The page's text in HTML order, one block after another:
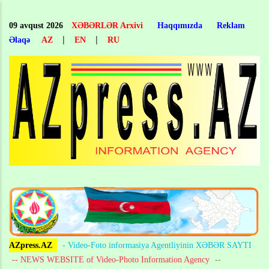
main
content
09 avqust 2026 XƏBƏRLƏR Arxivi Haqqımızda
Reklam
Əlaqə
AZ | EN | RU
AZpress.AZ
- Video-Foto informasiya Agentliyinin XƏBƏR SAYTI
-- NEWS WEBSITE of Video-Photo Information Agency --